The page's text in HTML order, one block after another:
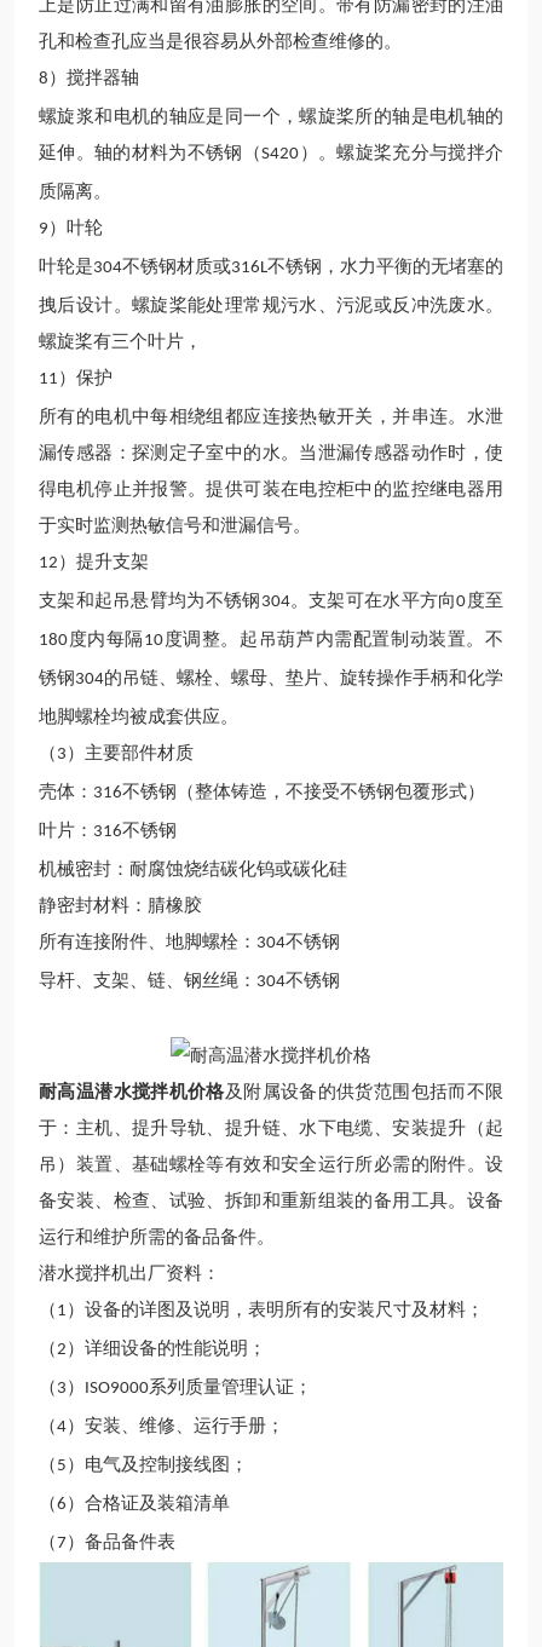
上是防止过满和留有油膨胀的空间。带有防漏密封的注油
孔和检查孔应当是很容易从外部检查维修的。
8 ）搅拌器轴
螺旋浆和电机的轴应是同一个，螺旋桨所的轴是电机轴的
延伸。轴的材料为不锈钢（S420 ）。螺旋桨充分与搅拌介
质隔离。
9 ）
叶轮
叶轮是304不锈钢材质或316L不锈钢 ，水力平衡的无堵塞的
拽后设计。螺旋桨能处理常规污水、污泥或反冲洗废水。
螺旋桨有三个叶片 ，
11 ）保护
所有的电机中每相绕组都应连接热敏开关，并串连。水泄
漏传感器：探测定子室中的水。当泄漏传感器动作时，使
得电机停止并报警。提供可装在电控柜中的监控继电器用
于实时监测热敏信号和泄漏信号。
12 ）提升支架
支架和起吊悬臂均为不锈钢 304。支架可在水平方向0 度至
180 度内每隔 10 度调整。起吊葫芦内需配置制动装置。不
锈钢304的吊链、螺栓、螺母、垫片、旋转操作手柄和化学
地脚螺栓均被成套供应。
（ 3 ）主要部件材质
壳体： 316不锈钢（整体铸造，不接受不锈钢包覆形式）
叶片： 316不锈钢
机械密封：耐腐蚀烧结碳化钨或碳化硅
静密封材料：腈橡胶
所有连接附件、地脚螺栓： 304不锈钢
导杆、支架、链、钢丝绳： 304不锈钢
耐高温潜水搅拌机价格及附属设备的供货范围包括而不限
于：主机、提升导轨、提升链、水下电缆、安装提升（起
吊）装置、基础螺栓等有效和安全运行所必需的附件。设
备安装、检查、试验、拆卸和重新组装的备用工具。设备
运行和维护所需的备品备件。
潜水搅拌机出厂资料：
（ 1 ）设备的详图及说明，表明所有的安装尺寸及材料；
（2 ）详细设备的性能说明；
（ 3 ） ISO9000系列质量管理认证；
（4）安装、维修、运行手册；
（ 5 ）电气及控制接线图；
（6 ） 合格证及装箱清单
（7 ）备品备件表